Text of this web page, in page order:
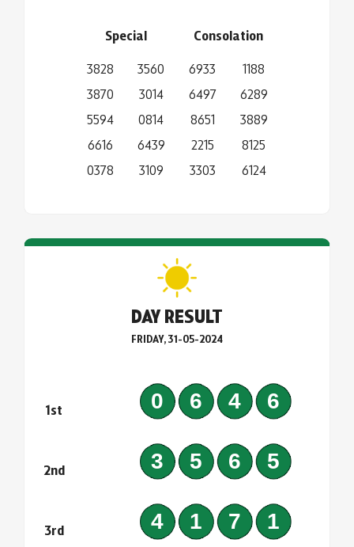
Special
3828
3870
5594
6616
0378
3560
3014
0814
6439
3109
Consolation
6933
6497
8651
2215
3303
1188
6289
3889
8125
6124
DAY RESULT
FRIDAY, 31-05-2024
1st 0646
2nd 3565
3rd 4171